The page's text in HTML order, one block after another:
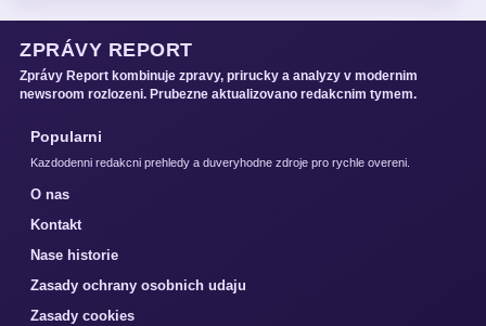
ZPRÁVY REPORT
Zprávy Report kombinuje zpravy, prirucky a analyzy v modernim
newsroom rozlozeni. Prubezne aktualizovano redakcnim tymem.
Popularni
Kazdodenni redakcni prehledy a duveryhodne zdroje pro rychle overeni.
O nas
Kontakt
Nase historie
Zasady ochrany osobnich udaju
Zasady cookies